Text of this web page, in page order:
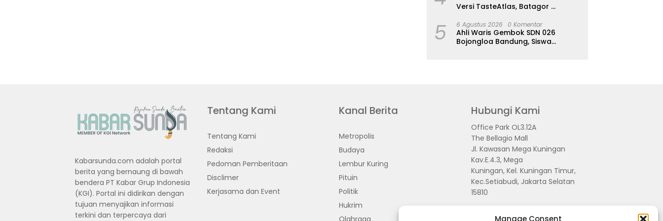
Manage Consent
Versi TasteAtlas, Batagor
5 6 Agustus 2026 0 Komentar
Ahli Waris Gembok SDN 026
Bojongloa Bandung, Siswa
Kabarsunda.com adalah portal
berita yang bernaung di bawah
bendera PT Kabar Grup Indonesia
(KGI). Portal ini didirikan dengan
tujuan menyajikan informasi
terkini dan terpercaya dari
Tentang Kami
Tentang Kami
Redaksi
Pedoman Pemberitaan
Disclimer
Kerjasama dan Event
Kanal Berita
Metropolis
Budaya
Lembur Kuring
Pituin
Politik
Hukrim
Olahraga
Hubungi Kami
Office Park OL3.12A
The Bellagio Mall
Jl. Kawasan Mega Kuningan
Kav.E.4.3, Mega
Kuningan, Kel. Kuningan Timur,
Kec.Setiabudi, Jakarta Selatan
15810